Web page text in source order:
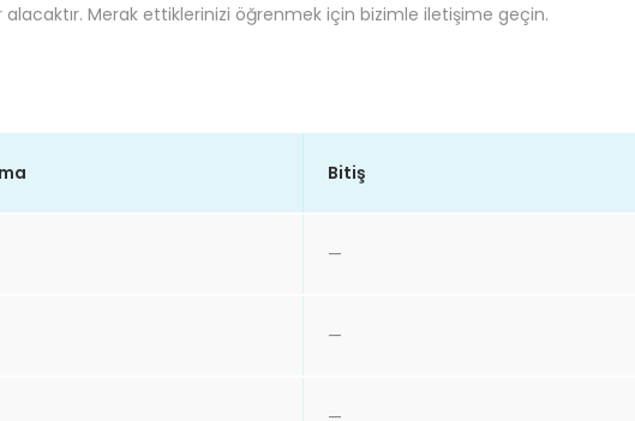
alacaktır. Merak ettiklerinizi öğrenmek için bizimle iletişime geçin.
Bitiş
—
—